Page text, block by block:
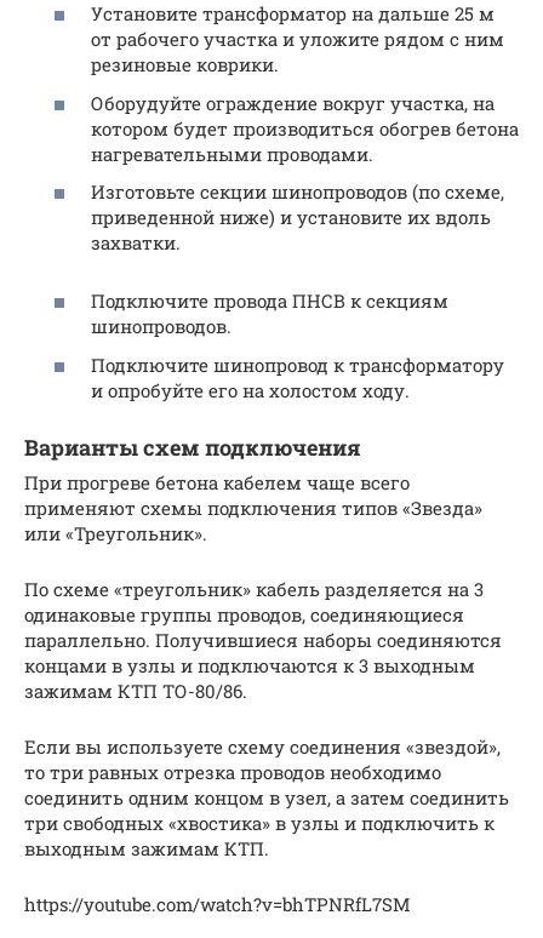
Установите трансформатор на дальше 25 м
от рабочего участка и уложите рядом с ним
резиновые коврики.
Оборудуйте ограждение вокруг участка, на
котором будет производиться обогрев бетона
нагревательными проводами.
Изготовьте секции шинопроводов (по схеме,
приведенной ниже) и установите их вдоль
захватки.
Подключите провода ПНСВ к секциям
шинопроводов.
Подключите шинопровод к трансформатору
и опробуйте его на холостом ходу.
Варианты схем подключения
При прогреве бетона кабелем чаще всего
применяют схемы подключения типов «Звезда»
или «Треугольник».
По схеме «треугольник» кабель разделяется на 3
одинаковые группы проводов, соединяющиеся
параллельно. Получившиеся наборы соединяются
концами в узлы и подключаются к 3 выходным
зажимам КТП ТО-80/86.
Если вы используете схему соединения «звездой»,
то три равных отрезка проводов необходимо
соединить одним концом в узел, а затем соединить
три свободных «хвостика» в узлы и подключить к
выходным зажимам КТП.
https://youtube.com/watch?v=bhTPNRfL7SM